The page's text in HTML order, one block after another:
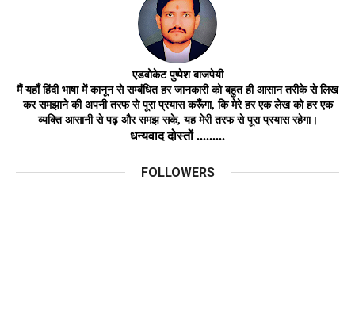
एडवोकेट पुष्पेश बाजपेयी
मैं यहाँ हिंदी भाषा में कानून से सम्बंधित हर जानकारी को बहुत ही आसान तरीके से लिख
कर समझाने की अपनी तरफ से पूरा प्रयास करूँगा, कि मेरे हर एक लेख को हरएक
व्यक्ति आसानी सेपढ़ और समझसके,यह मेरी तरफ से पूरा प्रयास रहेगा।
धन्यवाद दोस्तों .........
FOLLOWERS